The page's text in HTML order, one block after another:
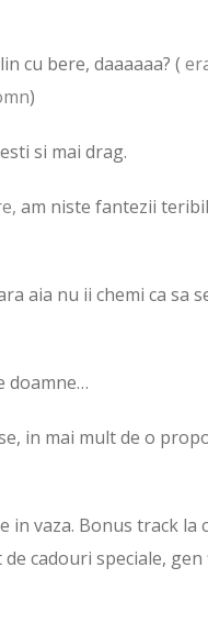
cu bere, daaaaaa? (
)
si mai drag.
am niste fantezii
aia nu ii chemi ca sa
doamne…
in mai mult de o
vaza. Bonus track la
cadouri speciale,